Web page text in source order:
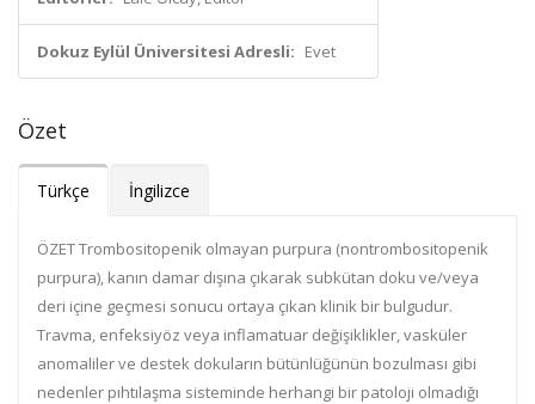
Dokuz Eylül Üniversitesi Adresli: Evet
Özet
Türkçe İngilizce
ÖZET Trombositopenik olmayan purpura (nontrombositopenik
purpura), kanın damar dışına çıkarak subkütan doku ve/veya
deri içine geçmesi sonucu ortaya çıkan klinik bir bulgudur.
Travma, enfeksiyöz veya inflamatuar değişiklikler, vasküler
anomaliler ve destek dokuların bütünlüğünün bozulması gibi
nedenler pıhtılaşma sisteminde herhangi bir patoloji olmadığı